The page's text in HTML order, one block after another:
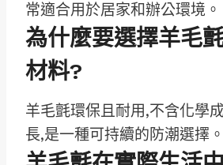
常適合用於居家和辦公環境。
為什麼要選擇羊毛
材料?
羊毛氈環保且耐用,不含化學
長,是一種可持續的防潮選擇。